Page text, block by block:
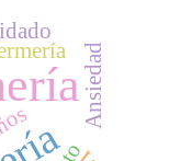
Ansiedad